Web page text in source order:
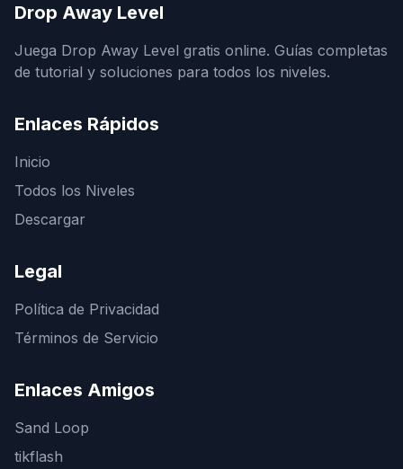
Drop Away Level
Juega Drop Away Level gratis online. Guías completas
de tutorial y soluciones para todos los niveles.
Enlaces Rápidos
Inicio
Todos los Niveles
Descargar
Legal
Política de Privacidad
Términos de Servicio
Enlaces Amigos
Sand Loop
tikflash